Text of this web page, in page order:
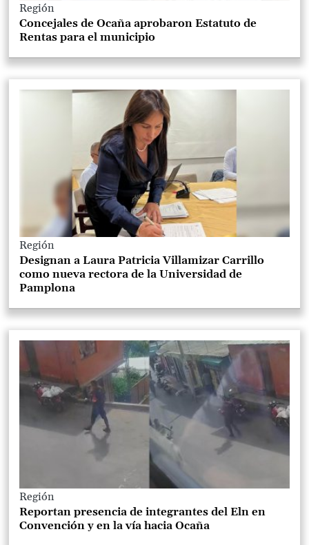
Región
Concejales de Ocaña aprobaron Estatuto de
Rentas para el municipio
Región
Designan a Laura Patricia Villamizar Carrillo
como nueva rectora de la Universidad de
Pamplona
Región
Reportan presencia de integrantes del Eln en
Convención y en la vía hacia Ocaña